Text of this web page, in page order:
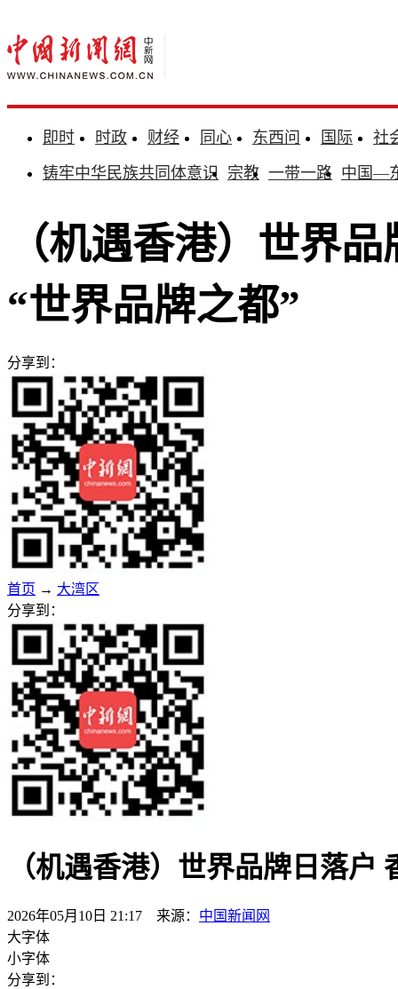
即时 时政 财经 同心 东西问 国际
社
铸牢中华民族共同体意识 宗教 一带一路 中国—
（机遇香港）世界
“世界品牌之都”
分享到：
首页 → 大湾区
分享到：
（机遇香港）世界品牌日落户
2026年05月10日 21:17 来源： 中国新闻网
大字体
小字体
分享到：